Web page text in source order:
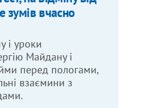
зумів вчасно
і уроки
Майдану і
перед пологами,
взаємини з